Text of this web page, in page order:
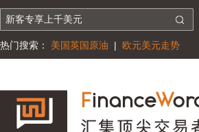
热门搜索： 美国英国原油 | 欧元美元走势